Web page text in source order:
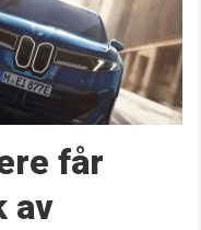
får
av